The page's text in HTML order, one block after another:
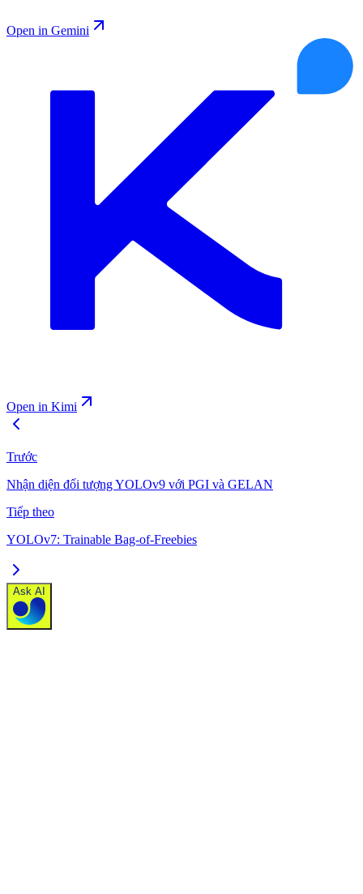
Open in Gemini
Open in Kimi
Trước
Nhận diện đối tượng YOLOv9 với PGI và GELAN
Tiếp theo
YOLOv7: Trainable Bag-of-Freebies
Ask AI